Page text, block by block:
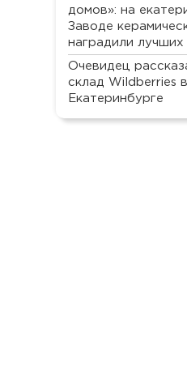
домов»: на
Заводе
наградили
Очевидец
склад Wildberries в
Екатеринбурге